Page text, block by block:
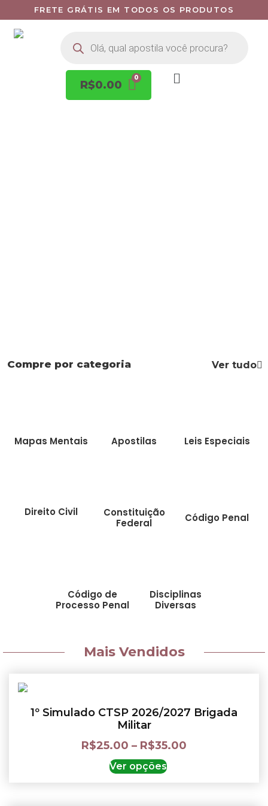
FRETE GRÁTIS EM TODOS OS PRODUTOS
R$0.00
Compre por categoria Ver tudo
Mapas Mentais Apostilas Leis Especiais
Direito Civil
Constituição
Federal
Código Penal
Código de
Processo Penal
Disciplinas
Diversas
Mais Vendidos
1º Simulado CTSP 2026/2027 Brigada
Militar
R$25.00 – R$35.00
Ver opções